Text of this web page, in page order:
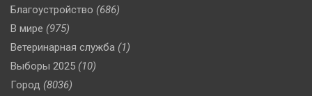
Благоустройство (686)
В мире (975)
Ветеринарная служба (1)
Выборы 2025 (10)
Город (8036)